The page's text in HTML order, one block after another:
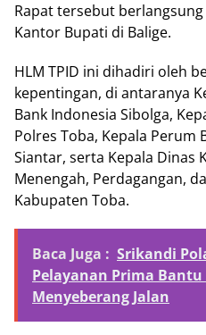
Rapat tersebut
Kantor Bupati di Balige.
HLM TPID ini dihadiri oleh
kepentingan, di antaranya
Bank Indonesia Sibolga,
Polres Toba, Kepala Perum
Siantar, serta Kepala Dinas
Menengah, Perdagangan,
Kabupaten Toba.
Baca Juga : Srikandi
Pelayanan Prima
Menyeberang Jalan